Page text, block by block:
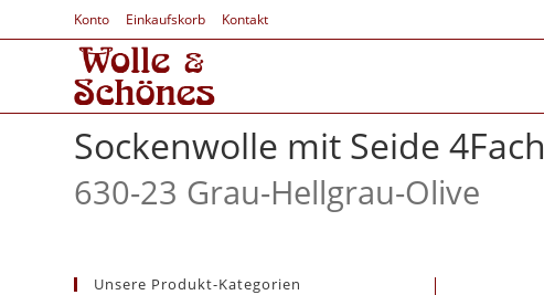
Konto Einkaufskorb Kontakt
Sockenwolle mit Seide 4Fach
630-23 Grau-Hellgrau-Olive
Unsere Produkt-Kategorien